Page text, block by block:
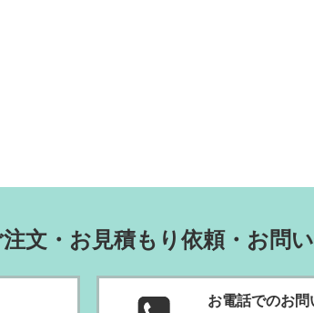
文・お見積もり依頼・お問
お電話でのお問